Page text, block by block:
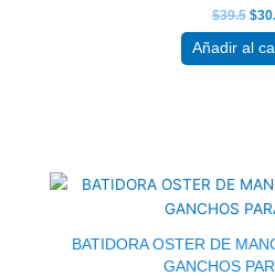
$39.5 $
Añadir al
BATIDORA OSTER DE
GANCHOS
era: